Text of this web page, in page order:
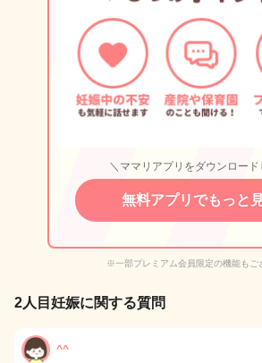
＼ママリアプリをダウンロード
無料アプリでもっと
※一部プレミアム会員限定の機能もご
2人目妊娠に関する質問
^^